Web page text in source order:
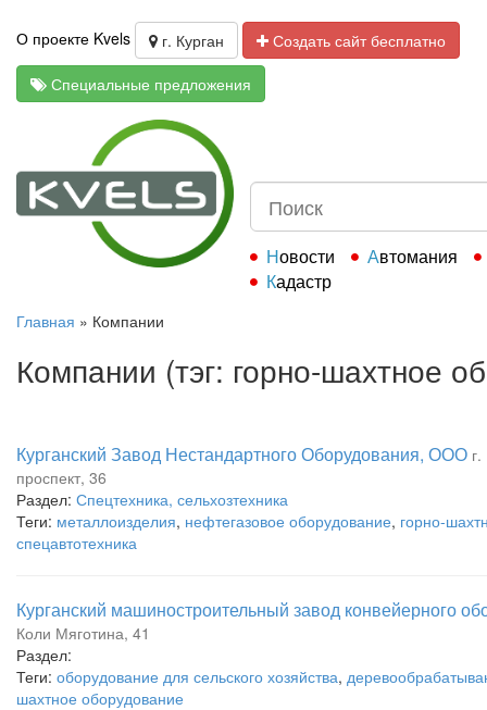
О проекте Kvels г. Курган
Создать сайт бесплатно
Специальные предложения
Новости
Автомания
Кадастр
Главная » Компании
Компании (тэг: горно-шахтное
Курганский Завод Нестандартного Оборудования, ООО
проспект, 36
Раздел: Спецтехника, сельхозтехника
Теги: металлоизделия, нефтегазовое оборудование, горно-
спецавтотехника
Курганский машиностроительный завод конвейерного
Коли Мяготина, 41
Раздел:
Теги: оборудование для сельского хозяйства,
шахтное оборудование